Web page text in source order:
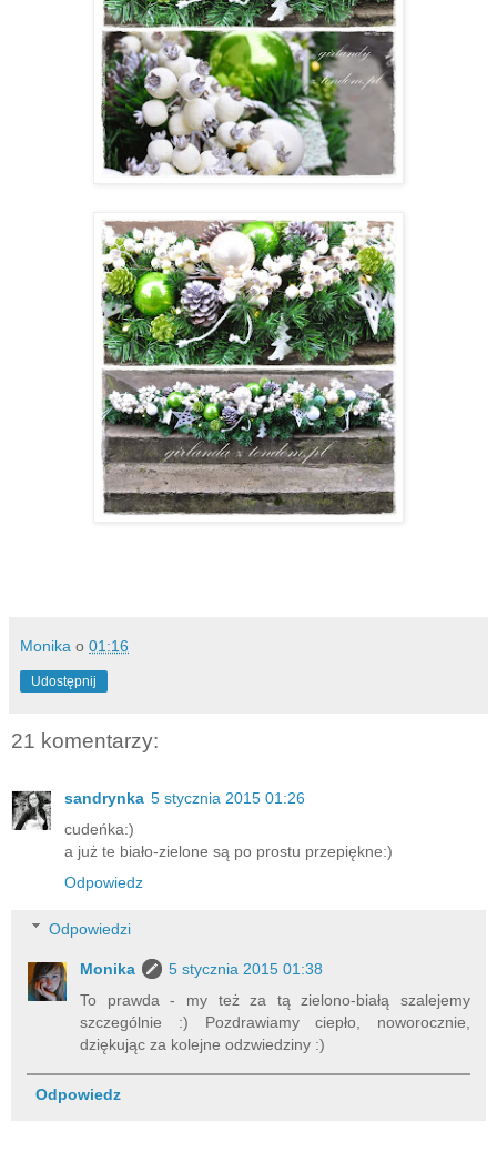
Monika o 01:16
Udostępnij
21 komentarzy:
sandrynka 5 stycznia 2015 01:26
cudeńka:)
a już te biało-zielone są po prostu przepiękne:)
Odpowiedz
Odpowiedzi
Monika
5 stycznia 2015 01:38
To prawda - my też za tą zielono-białą szalejemy
szczególnie :) Pozdrawiamy ciepło, noworocznie,
dziękując za kolejne odzwiedziny :)
Odpowiedz